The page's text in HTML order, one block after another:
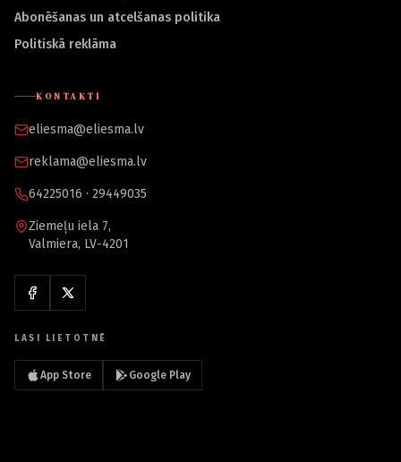
Abonēšanas un atcelšanas politika
Politiskā reklāma
KONTAKTI
eliesma@eliesma.lv
reklama@eliesma.lv
64225016 · 29449035
Ziemeļu iela 7,
Valmiera, LV-4201
LASI LIETOTNĒ
App Store Google Play